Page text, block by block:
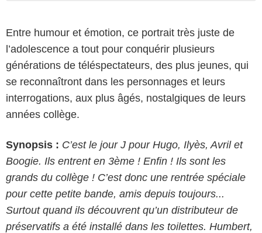
Entre humour et émotion, ce portrait très juste de
l’adolescence a tout pour conquérir plusieurs
générations de téléspectateurs, des plus jeunes, qui
se reconnaîtront dans les personnages et leurs
interrogations, aux plus âgés, nostalgiques de leurs
années collège.
Synopsis : C’est le jour J pour Hugo, Ilyès, Avril et
Boogie. Ils entrent en 3ème ! Enfin ! Ils sont les
grands du collège ! C’est donc une rentrée spéciale
pour cette petite bande, amis depuis toujours...
Surtout quand ils découvrent qu’un distributeur de
préservatifs a été installé dans les toilettes. Humbert,